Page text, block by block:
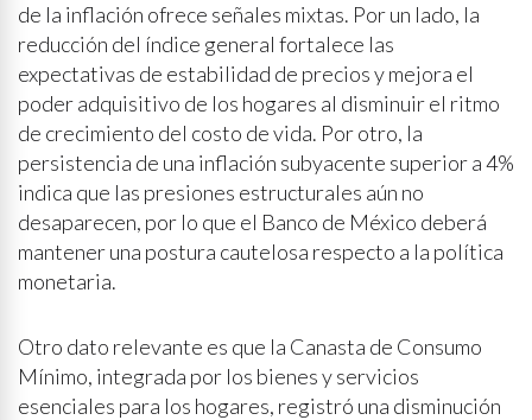
de la inflación ofrece señales mixtas. Por un lado, la
reducción del índice general fortalece las
expectativas de estabilidad de precios y mejora el
poder adquisitivo de los hogares al disminuir el ritmo
de crecimiento del costo de vida. Por otro, la
persistencia de una inflación subyacente superior a 4%
indica que las presiones estructurales aún no
desaparecen, por lo que el Banco de México deberá
mantener una postura cautelosa respecto a la política
monetaria.
Otro dato relevante es que la Canasta de Consumo
Mínimo, integrada por los bienes y servicios
esenciales para los hogares, registró una disminución